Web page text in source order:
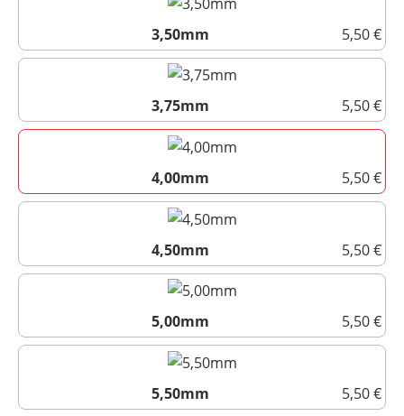
3,50mm
5,50 €
3,50mm
3,75mm
5,50 €
3,75mm
4,00mm
5,50 €
4,00mm
4,50mm
5,50 €
4,50mm
5,00mm
5,50 €
5,00mm
5,50mm
5,50 €